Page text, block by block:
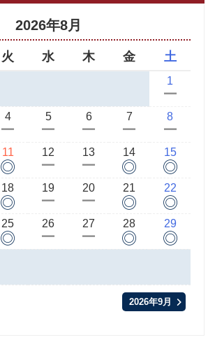
2026年8月
火 水 木 金 土
1
ー
4
ー
5
ー
6
ー
7
ー
8
ー
11
◎
12
ー
13
ー
14
◎
15
◎
18
◎
19
ー
20
ー
21
◎
22
◎
25
◎
26
ー
27
ー
28
◎
29
◎
2026年9月